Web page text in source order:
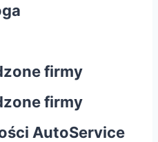
firmy
firmy
AutoService